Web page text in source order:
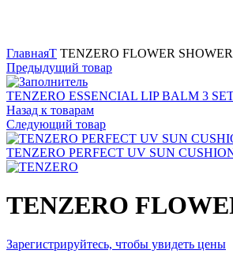
ГлавнаяT TENZERO FLOWER
Предыдущий товар
TENZERO ESSENCIAL LIP BALM 3
Назад к товарам
Следующий товар
TENZERO PERFECT UV SUN
TENZERO
Зарегистрируйтесь, чтобы увидеть цены